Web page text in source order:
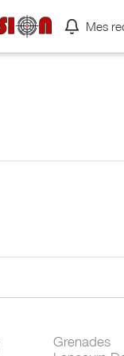
Mes
Grenades